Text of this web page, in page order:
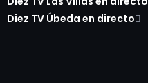
Diez TV Úbeda en directo